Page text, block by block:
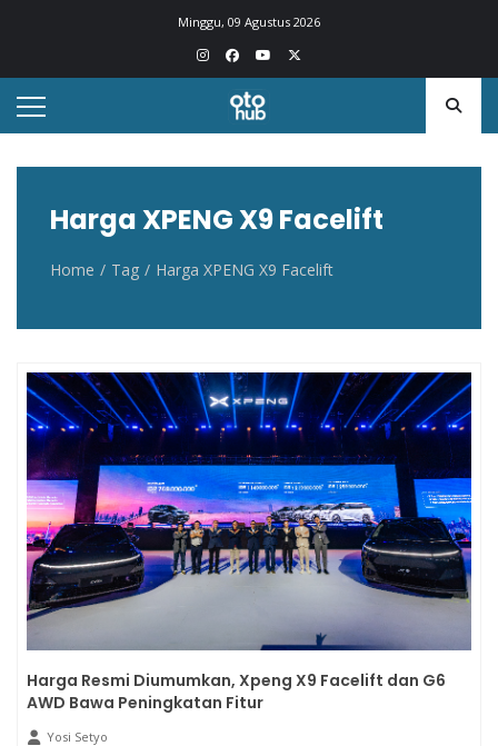
Minggu, 09 Agustus 2026
Otohub.co
Portal berita otomotif Indonesia terkini
Harga XPENG X9 Facelift
Home Tag Harga XPENG X9 Facelift
Harga Resmi Diumumkan, Xpeng X9 Facelift dan G6
AWD Bawa Peningkatan Fitur
Yosi Setyo